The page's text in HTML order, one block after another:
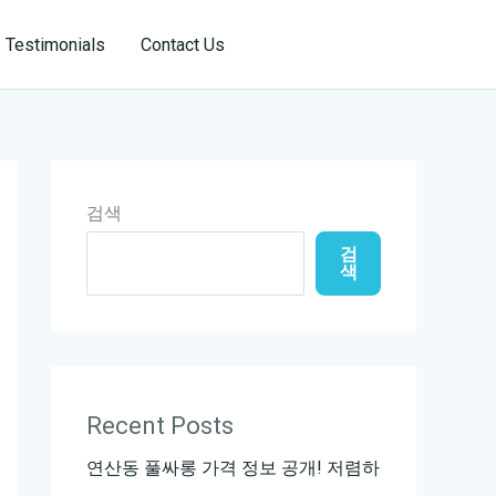
Testimonials Contact Us
검색
검
색
Recent Posts
연산동 풀싸롱 가격 정보 공개! 저렴하